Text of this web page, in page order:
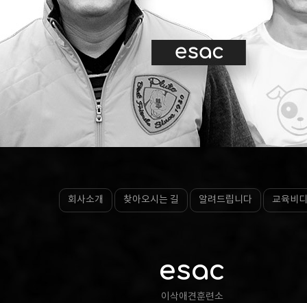
회사소개 찾아오시는 길 알려드립니다 교육비
esac
이삭애견훈련소